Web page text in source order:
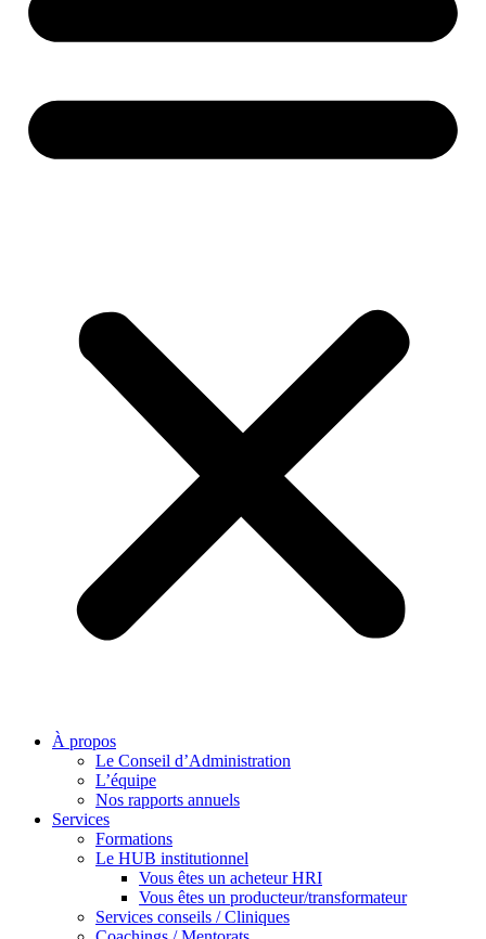
À propos
Le Conseil d’Administration
L’équipe
Nos rapports annuels
Services
Formations
Le HUB institutionnel
Vous êtes un acheteur HRI
Vous êtes un producteur/transformateur
Services conseils / Cliniques